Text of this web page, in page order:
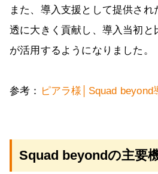
また、導入支援として提供さ
透に大きく貢献し、導入当初と
が活用するようになりました。
参考： ピアラ様│Squad beyond
Squad beyondの主要